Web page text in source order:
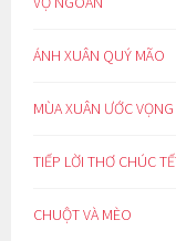
ÁNH XUÂN QUÝ MÃO
MÙA XUÂN ƯỚC VỌNG
TIẾP LỜI THƠ CHÚC
CHUỘT VÀ MÈO